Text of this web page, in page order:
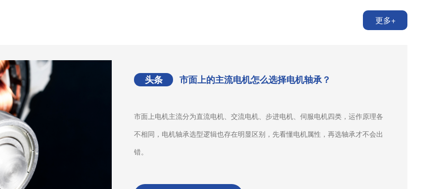
更多+
头条 市面上的主流电机怎么选择电机轴承？
市面上电机主流分为直流电机、交流电机、步进电机、伺服电机四类，运作原理各
不相同，电机轴承选型逻辑也存在明显区别，先看懂电机属性，再选轴承才不会出
错。